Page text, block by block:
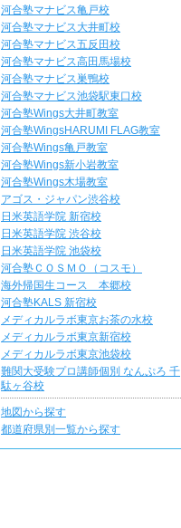
河合塾マナビス亀戸校
河合塾マナビス大井町校
河合塾マナビス五反田校
河合塾マナビス高田馬場校
河合塾マナビス巣鴨校
河合塾マナビス池袋駅東口校
河合塾Wings大井町教室
河合塾WingsHARUMI FLAG教室
河合塾Wings亀戸教室
河合塾Wings新小岩教室
河合塾Wings木場教室
アゴス・ジャパン渋谷校
日米英語学院 新宿校
日米英語学院 渋谷校
日米英語学院 池袋校
河合塾ＣＯＳＭＯ（コスモ）
海外帰国生コース 本郷校
河合塾KALS 新宿校
メディカルラボ東京お茶の水校
メディカルラボ東京新宿校
メディカルラボ東京池袋校
難関大受験プロ講師個別 なんぷろ 千
駄ヶ谷校
地図から探す
都道府県別一覧から探す